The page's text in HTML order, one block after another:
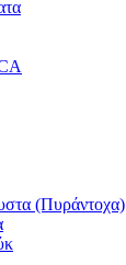
(Πυράντοχα)